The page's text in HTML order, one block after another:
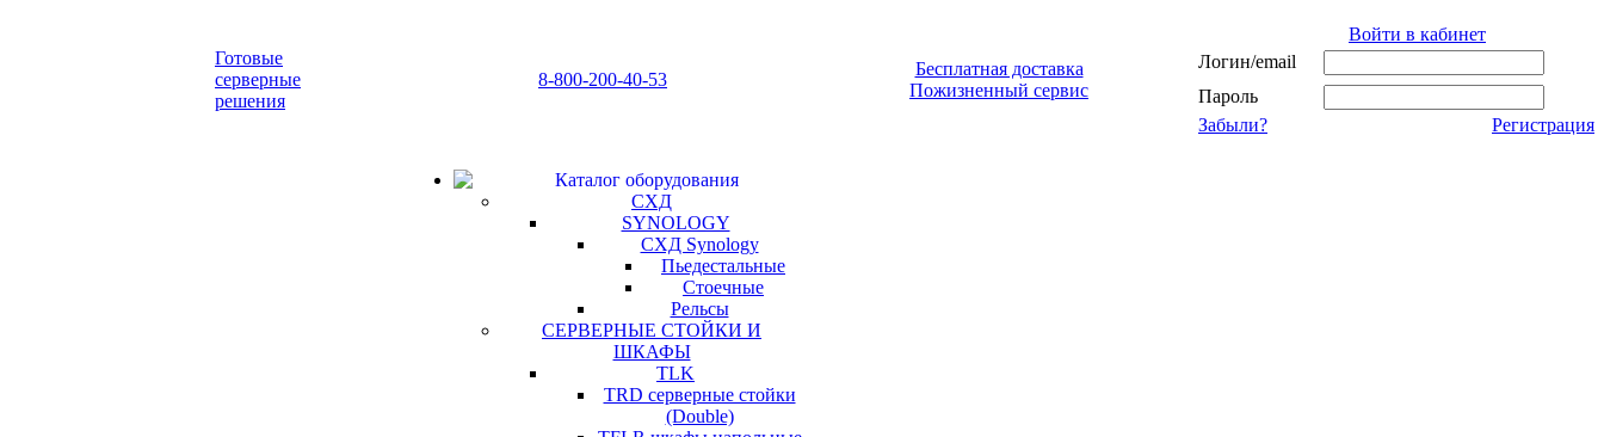
Готовые
серверные
решения
8-800-200-40-53
Бесплатная доставка
Пожизненный сервис
Войти в кабинет
Логин/email
Пароль
Забыли?
Регистрация
Каталог оборудования
СХД
SYNOLOGY
СХД Synology
Пьедестальные
Стоечные
Рельсы
СЕРВЕРНЫЕ СТОЙКИ И
ШКАФЫ
TLK
TRD серверные стойки
(Double)